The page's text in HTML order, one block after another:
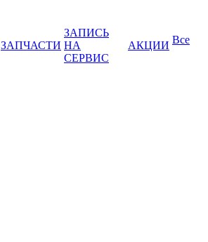
ЗАПЧАСТИ
ЗАПИСЬ
НА
СЕРВИС
АКЦИИ Все